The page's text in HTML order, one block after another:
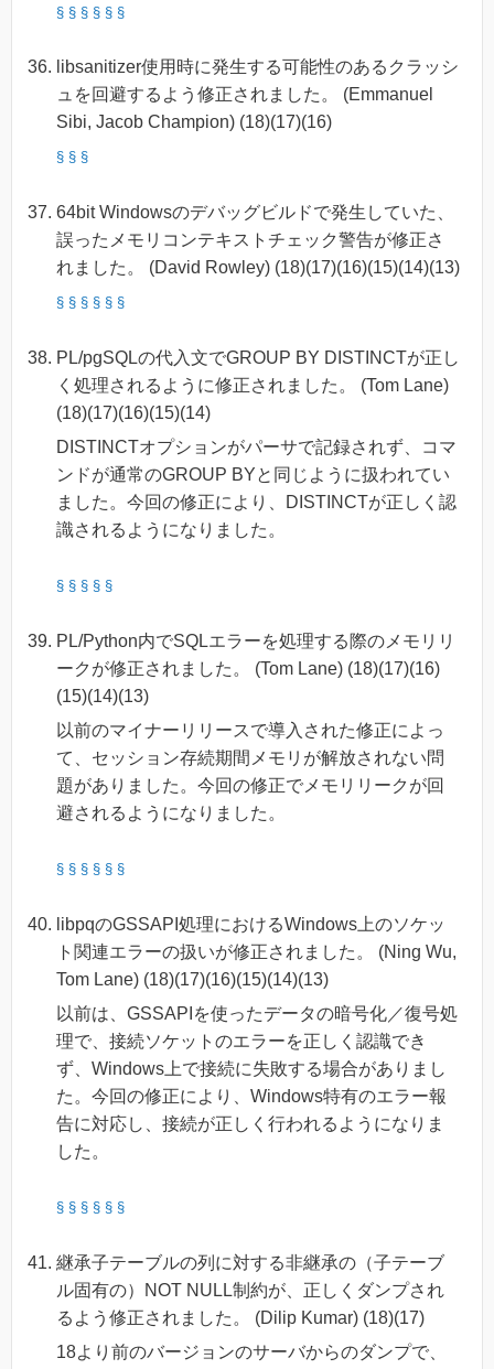
§ § § § § §
libsanitizer使用時に発生する可能性のあるクラッシ
ュを回避するよう修正されました。 (Emmanuel
Sibi, Jacob Champion) (18)(17)(16)
§ § §
64bit Windowsのデバッグビルドで発生していた、
誤ったメモリコンテキストチェック警告が修正さ
れました。 (David Rowley) (18)(17)(16)(15)(14)(13)
§ § § § § §
PL/pgSQLの代入文でGROUP BY DISTINCTが正し
く処理されるように修正されました。 (Tom Lane)
(18)(17)(16)(15)(14)
DISTINCTオプションがパーサで記録されず、コマ
ンドが通常のGROUP BYと同じように扱われてい
ました。今回の修正により、DISTINCTが正しく認
識されるようになりました。
§ § § § §
PL/Python内でSQLエラーを処理する際のメモリリ
ークが修正されました。 (Tom Lane) (18)(17)(16)
(15)(14)(13)
以前のマイナーリリースで導入された修正によっ
て、セッション存続期間メモリが解放されない問
題がありました。今回の修正でメモリリークが回
避されるようになりました。
§ § § § § §
libpqのGSSAPI処理におけるWindows上のソケッ
ト関連エラーの扱いが修正されました。 (Ning Wu,
Tom Lane) (18)(17)(16)(15)(14)(13)
以前は、GSSAPIを使ったデータの暗号化／復号処
理で、接続ソケットのエラーを正しく認識でき
ず、Windows上で接続に失敗する場合がありまし
た。今回の修正により、Windows特有のエラー報
告に対応し、接続が正しく行われるようになりま
した。
§ § § § § §
継承子テーブルの列に対する非継承の（子テーブ
ル固有の）NOT NULL制約が、正しくダンプされ
るよう修正されました。 (Dilip Kumar) (18)(17)
18より前のバージョンのサーバからのダンプで、